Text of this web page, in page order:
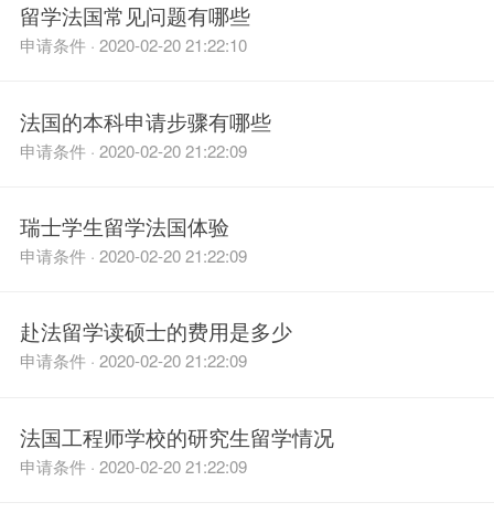
留学法国常见问题有哪些
申请条件 · 2020-02-20 21:22:10
法国的本科申请步骤有哪些
申请条件 · 2020-02-20 21:22:09
瑞士学生留学法国体验
申请条件 · 2020-02-20 21:22:09
赴法留学读硕士的费用是多少
申请条件 · 2020-02-20 21:22:09
法国工程师学校的研究生留学情况
申请条件 · 2020-02-20 21:22:09